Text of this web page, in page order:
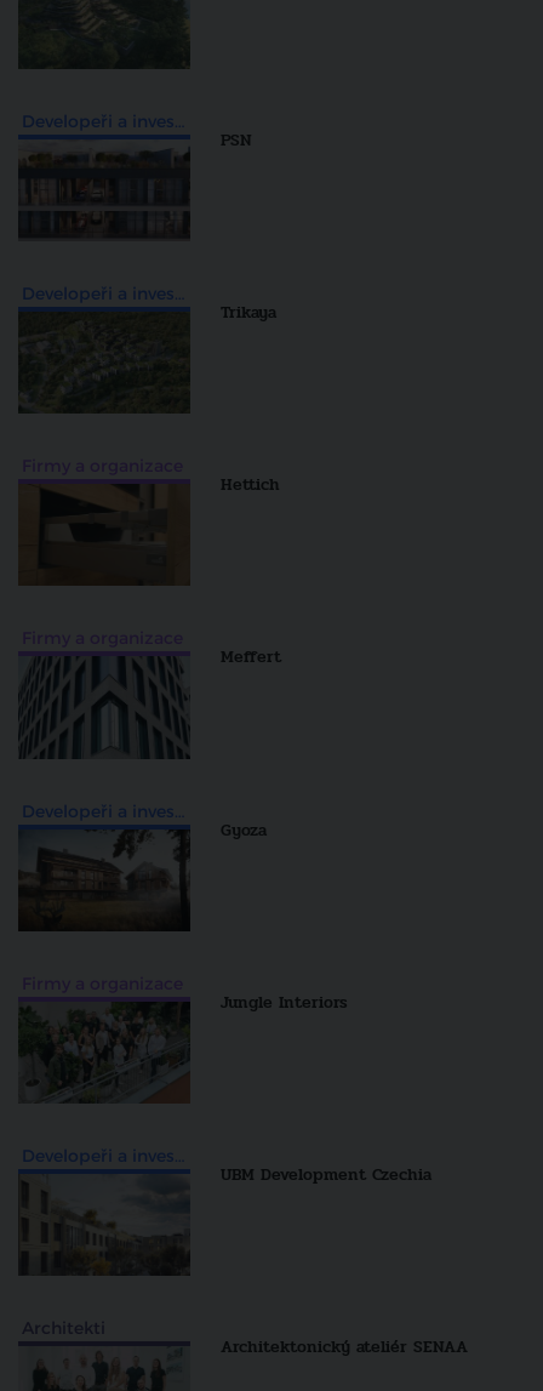
Developeři a investiční skupiny
PSN
Developeři a investiční skupiny
Trikaya
Hettich
Meffert
Developeři a investiční skupiny
Gyoza
Jungle Interiors
Developeři a investiční skupiny
UBM Development Czechia
Architekti
Architektonický ateliér SENAA